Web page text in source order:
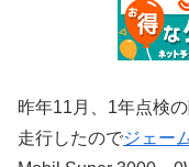
昨年11月、1年点検
走行したのでジェー